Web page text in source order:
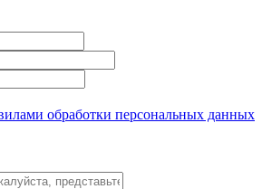
обработки персональных данных